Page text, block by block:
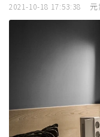
2021-10-18 17:53:38